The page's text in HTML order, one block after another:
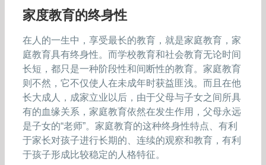
家度教育的终身性
在人的一生中，享受最长的教育，就是家庭教育，家
庭教育具有终身性。而学校教育和社会教育无论时间
长短，都只是一种阶段性和间断性的教育。家庭教育
则不然，它不仅使人在未成年时获益匪浅。而且在他
长大成人，成家立业以后，由于父母与子女之间所具
有的血缘关系，家庭教育依然在发生作用，父母永远
是子女的“老师”。家庭教育的这种终身性特点、有利
于家长对孩子进行长期的、连续的观察和教育，有利
于孩子形成比较稳定的人格特征。